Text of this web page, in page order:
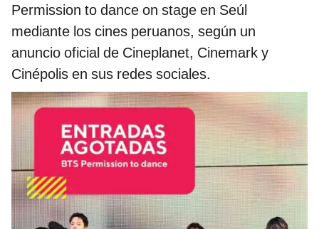
Permission to dance on stage en Seúl
mediante los cines peruanos, según un
anuncio oficial de Cineplanet, Cinemark y
Cinépolis en sus redes sociales.